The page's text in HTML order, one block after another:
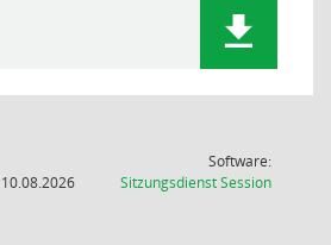
Software:
SitzungsdienstSession(Wird in